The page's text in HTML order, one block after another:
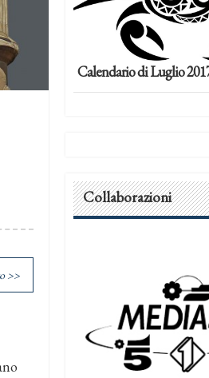
>>
Calendario di Luglio
Collaborazioni